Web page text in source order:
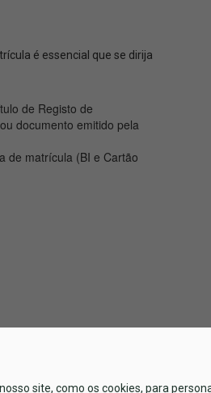
é essencial que se dirija
de Registo de
documento emitido pela
de matrícula (BI e Cartão
site, como os cookies, para